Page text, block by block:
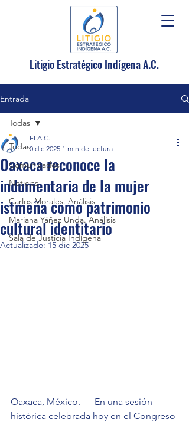
Litigio Estratégico Indígena A.C.
Entrada
Todas
Comunicados
Noticias
Carlos Morales. Análisis
Mariana Yáñez Unda. Análisis
Sala de Justicia Indígena
Todas
Oaxaca reconoce la
indumentaria de la mujer
istmeña como patrimonio
cultural identitario
LEI A.C.
10 dic 2025 1 min de lectura
Actualizado: 15 dic 2025
Oaxaca, México. — En una sesión
histórica celebrada hoy en el Congreso